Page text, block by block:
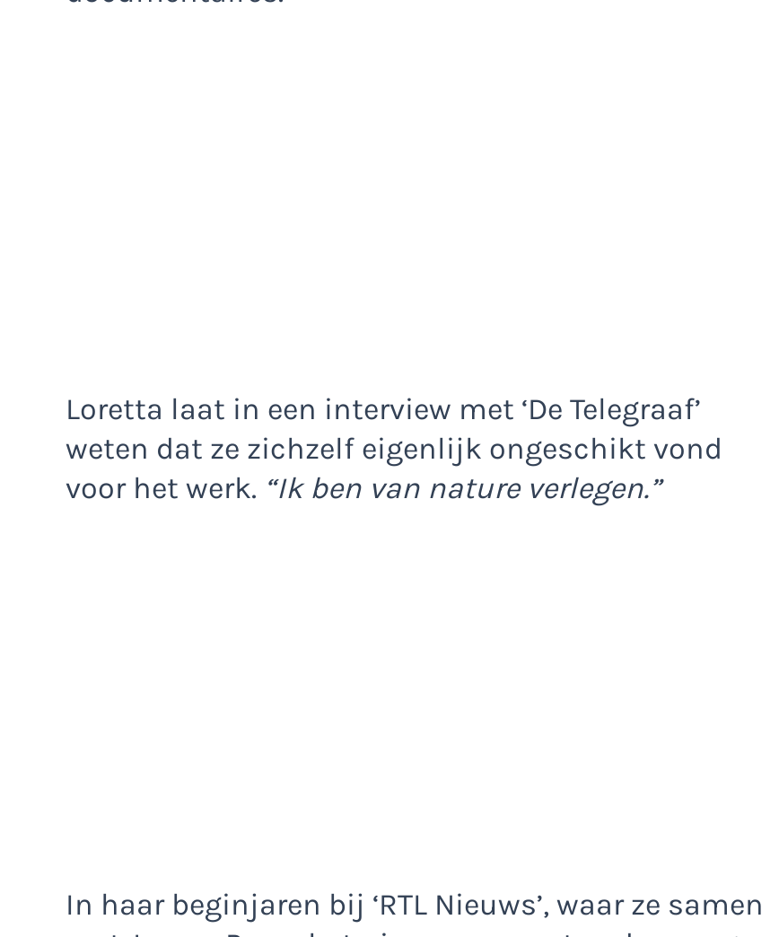
Loretta laat in een interview met ‘De Telegraaf’
weten dat ze zichzelf eigenlijk ongeschikt vond
voor het werk. “Ik ben van nature verlegen.”
In haar beginjaren bij ‘RTL Nieuws’, waar ze samen